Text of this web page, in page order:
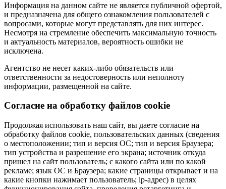
Информация на данном сайте не является публичной офертой,
и предназначена для общего ознакомления пользователей с
вопросами, которые могут представлять для них интерес.
Несмотря на стремление обеспечить максимальную точность
и актуальность материалов, вероятность ошибки не
исключена.
Агентство не несет каких-либо обязательств или
ответственности за недостоверность или неполноту
информации, размещенной на сайте.
Cогласие на обработку файлов cookie
Продолжая использовать наш сайт, вы даете согласие на
обработку файлов cookie, пользовательских данных (сведения
о местоположении; тип и версия ОС; тип и версия Браузера;
тип устройства и разрешение его экрана; источник откуда
пришел на сайт пользователь; с какого сайта или по какой
рекламе; язык ОС и Браузера; какие страницы открывает и на
какие кнопки нажимает пользователь; ip-адрес) в целях